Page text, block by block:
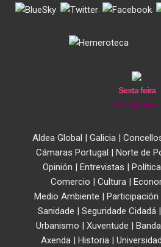
. . .
Sexta feira
7 de Agosto
Aldea Global | Galicia|
Cámaras Portugal | Norte de
Opinión | Entrevistas | Política
Comercio | Cultura |
Medio Ambiente | Participación
Sanidade | Seguridade Cidadá |
Urbanismo | Xuventude |
Axenda| Historia|